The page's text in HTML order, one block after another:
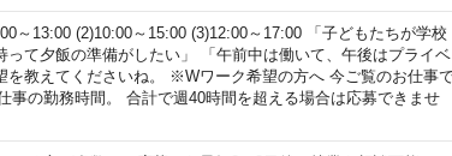
～13:00 (2)10:00～15:00 (3)12:00～17:00 「子どもたちが学校
って夕飯の準備がしたい」 「午前中は働いて、午後はプライベ
を教えてくださいね。 ※Wワーク希望の方へ 今ご覧のお仕事
事の勤務時間。 合計で週40時間を超える場合は応募できませ